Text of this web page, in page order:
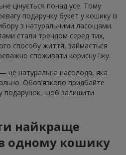
цінується понад усе. Тому
подарунку букет у кошику із
з натуральними ласощами.
стали трендом серед тих,
способу життя, займається
споживати корисну їжу.
це натуральна насолода, яка
Обов’язково придбайте
подарунок, щоб залишити
найкраще
одному кошику